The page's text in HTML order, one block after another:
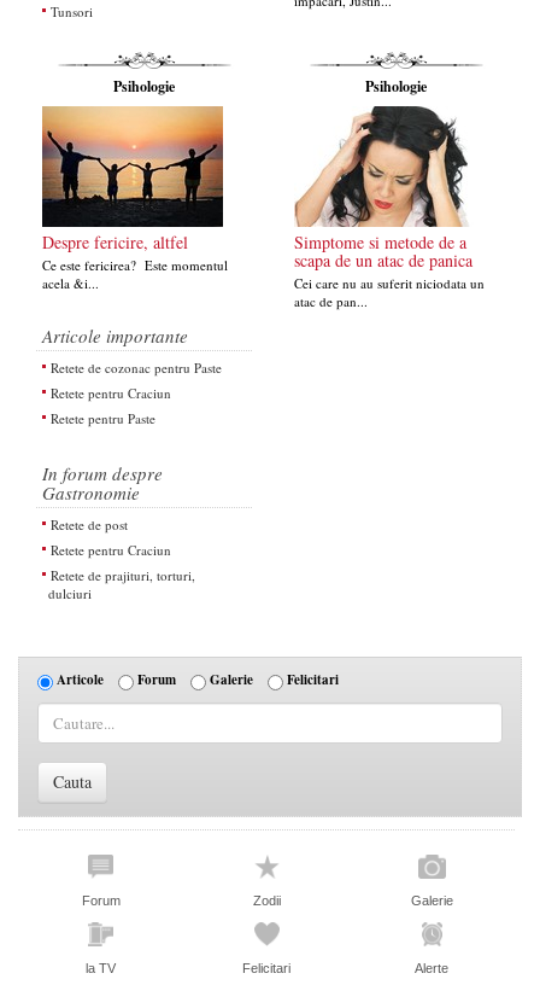
Tunsori
Psihologie
Despre fericire, altfel
Ce este fericirea? Este momentul
acela &i...
Psihologie
Simptome si metode de a
scapa de un atac de panica
Cei care nu au suferit niciodata un
atac de pan...
Articole importante
Retete de cozonac pentru Paste
Retete pentru Craciun
Retete pentru Paste
In forum despre
Gastronomie
Retete de post
Retete pentru Craciun
Retete de prajituri, torturi,
dulciuri
Articole Forum Galerie Felicitari
Forum Zodii Galerie
la TV Felicitari Alerte